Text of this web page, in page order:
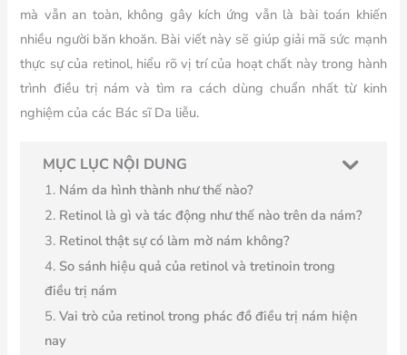
mà vẫn an toàn, không gây kích ứng vẫn là bài toán khiến
nhiều người băn khoăn. Bài viết này sẽ giúp giải mã sức mạnh
thực sự của retinol, hiểu rõ vị trí của hoạt chất này trong hành
trình điều trị nám và tìm ra cách dùng chuẩn nhất từ kinh
nghiệm của các Bác sĩ Da liễu.
MỤC LỤC NỘI DUNG
Nám da hình thành như thế nào?
Retinol là gì và tác động như thế nào trên da nám?
Retinol thật sự có làm mờ nám không?
So sánh hiệu quả của retinol và tretinoin trong
điều trị nám
Vai trò của retinol trong phác đồ điều trị nám hiện
nay